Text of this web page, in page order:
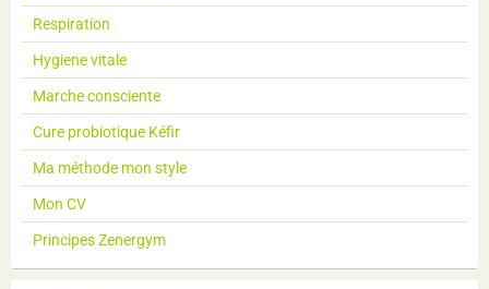
Respiration
Hygiene vitale
Marche consciente
Cure probiotique Kéfir
Ma méthode mon style
Mon CV
Principes Zenergym